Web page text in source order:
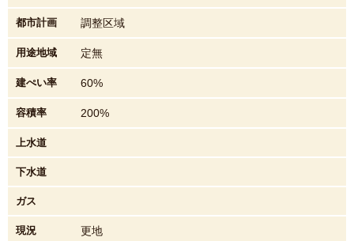
都市計画 調整区域
用途地域 定無
建ぺい率 60%
容積率 200%
上水道
下水道
ガス
現況 更地